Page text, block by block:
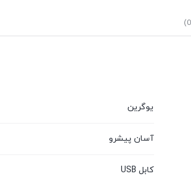
یوگرین
آسان پیشرو
کابل USB